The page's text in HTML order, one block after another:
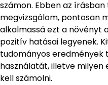
számon. Ebben az
megvizsgálom, pontosan
alkalmassá ezt a növényt
pozitív hatásai legyenek.
tudományos eredmények
használatát, illetve
kell számolni.